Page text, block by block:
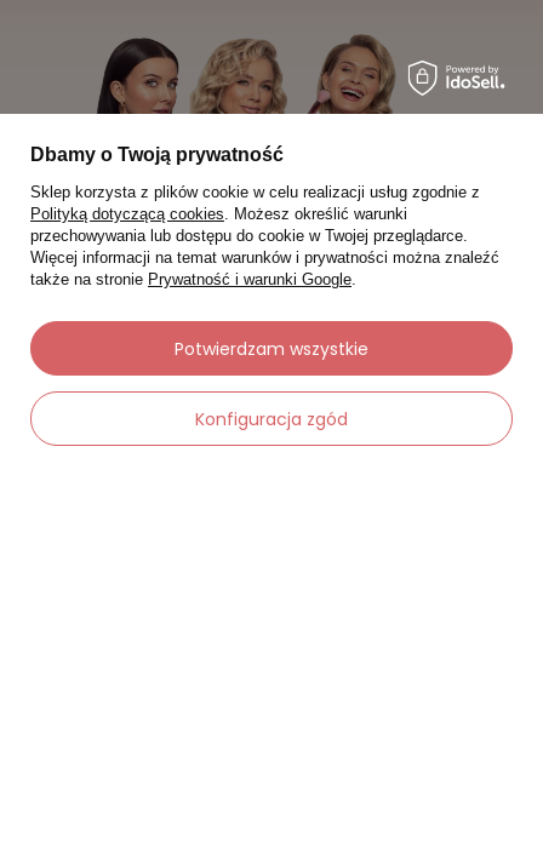
Moje zamówienia
Status zamówienia
Dbamy o Twoją prywatność
Sklep korzysta z plików cookie w celu realizacji usług zgodnie z
Polityką dotyczącą cookies. Możesz określić warunki
przechowywania lub dostępu do cookie w Twojej przeglądarce.
Więcej informacji na temat warunków i prywatności można znaleźć
także na stronie Prywatność i warunki Google.
Konfiguracja zgód
Potwierdzam wszystkie